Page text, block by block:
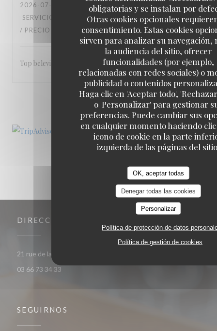
obligatorias y se instalan por
Otras cookies opcionales
consentimiento. Estas cookies
sirven para analizar su navegación,
la audiencia del sitio, ofrecer
funcionalidades (por ejemplo,
relacionadas con redes sociales) o
publicidad o contenidos
Haga clic en 'Aceptar todo',
o 'Personalizar' para gestionar
preferencias. Puede cambiar sus
en cualquier momento haciendo
icono de cookie en la parte
izquierda de las páginas del
OK, aceptar todas
Denegar todas las cookies
Personalizar
Política de protección de datos
Política de gestión de cookies
2026-07-04
- 19:00 - INVITADOS 2
SERVICIO
AMBIENTE : 5/5 MENÚ: 5/5 CALIDAD
/ PRECIO
Top beleving
1 2 3
DIRECCIÓN
21 rue de la Barre 59000 Lille
03 66 73 34 33
SEGUIRNOS